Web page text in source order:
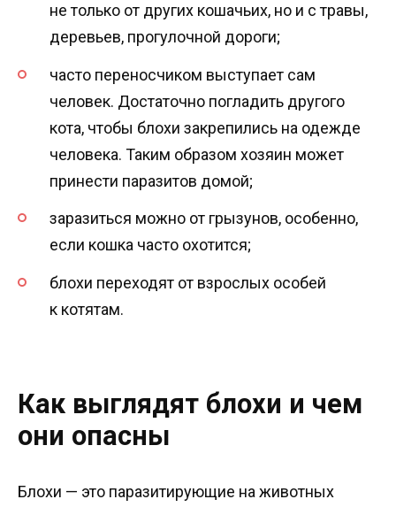
не только от других кошачьих, но и с травы,
деревьев, прогулочной дороги;
часто переносчиком выступает сам
человек. Достаточно погладить другого
кота, чтобы блохи закрепились на одежде
человека. Таким образом хозяин может
принести паразитов домой;
заразиться можно от грызунов, особенно,
если кошка часто охотится;
блохи переходят от взрослых особей
к котятам.
Как выглядят блохи и чем
они опасны
Блохи — это паразитирующие на животных